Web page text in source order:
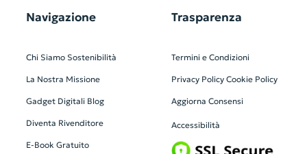
Navigazione
Chi Siamo Sostenibilità
La Nostra Missione
Gadget Digitali Blog
Diventa Rivenditore
E-Book Gratuito
Trasparenza
Termini e Condizioni
Privacy Policy Cookie Policy
Aggiorna Consensi
Accessibilità